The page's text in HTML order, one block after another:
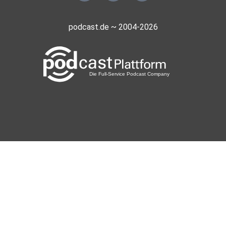
podcast.de ~ 2004-2026